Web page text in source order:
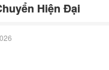
Hiện Đại